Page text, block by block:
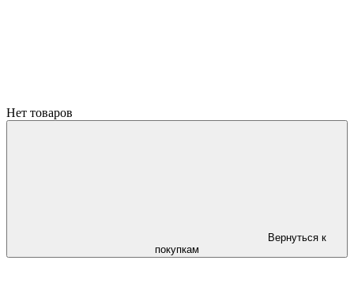
Нет товаров
Вернуться к
покупкам